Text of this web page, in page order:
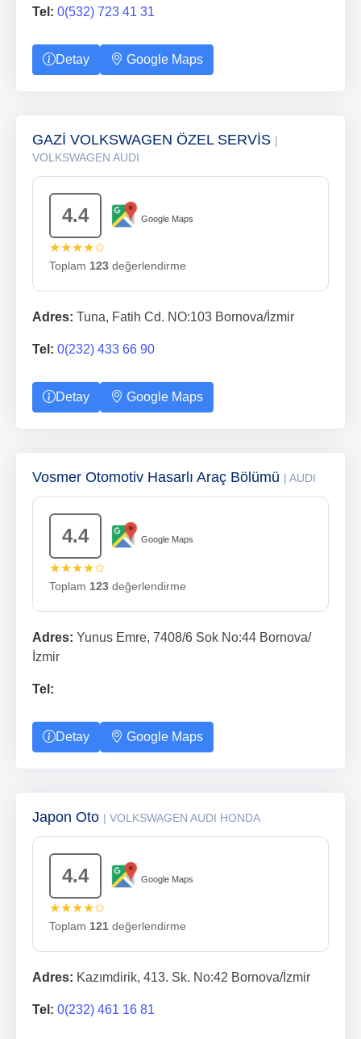
Tel: 0(532) 723 41 31
Detay Google Maps
GAZİ VOLKSWAGEN ÖZEL SERVİS |
VOLKSWAGEN AUDI
4.4 Google Maps
★★★★✩
Toplam 123 değerlendirme
Adres: Tuna, Fatih Cd. NO:103 Bornova/İzmir
Tel: 0(232) 433 66 90
Detay Google Maps
Vosmer Otomotiv Hasarlı Araç Bölümü | AUDI
4.4 Google Maps
★★★★✩
Toplam 123 değerlendirme
Adres: Yunus Emre, 7408/6 Sok No:44 Bornova/
İzmir
Tel:
Detay Google Maps
Japon Oto | VOLKSWAGEN AUDI HONDA
4.4 Google Maps
★★★★✩
Toplam 121 değerlendirme
Adres: Kazımdirik, 413. Sk. No:42 Bornova/İzmir
Tel: 0(232) 461 16 81